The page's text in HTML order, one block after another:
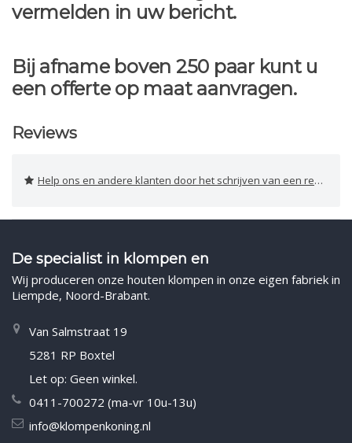
vermelden in uw bericht.
Bij afname boven 250 paar kunt u
een offerte op maat aanvragen.
Reviews
Help ons en andere klanten door het schrijven van een review
De specialist in klompen en
Wij produceren onze houten klompen in onze eigen fabriek in
Liempde, Noord-Brabant.
Van Salmstraat 19
5281 RP Boxtel
Let op: Geen winkel.
0411-700272 (ma-vr 10u-13u)
info@klompenkoning.nl